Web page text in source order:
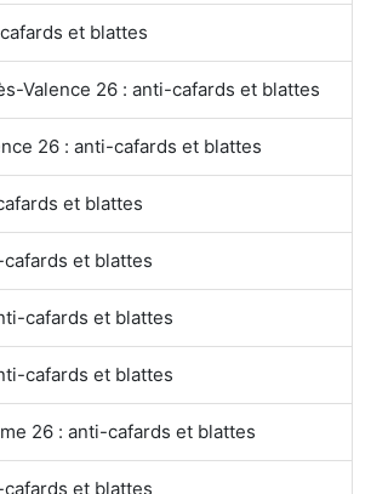
et blattes
Valence 26 : anti-cafards et blattes
26 : anti-cafards et blattes
et blattes
et blattes
cafards et blattes
cafards et blattes
26 : anti-cafards et blattes
et blattes